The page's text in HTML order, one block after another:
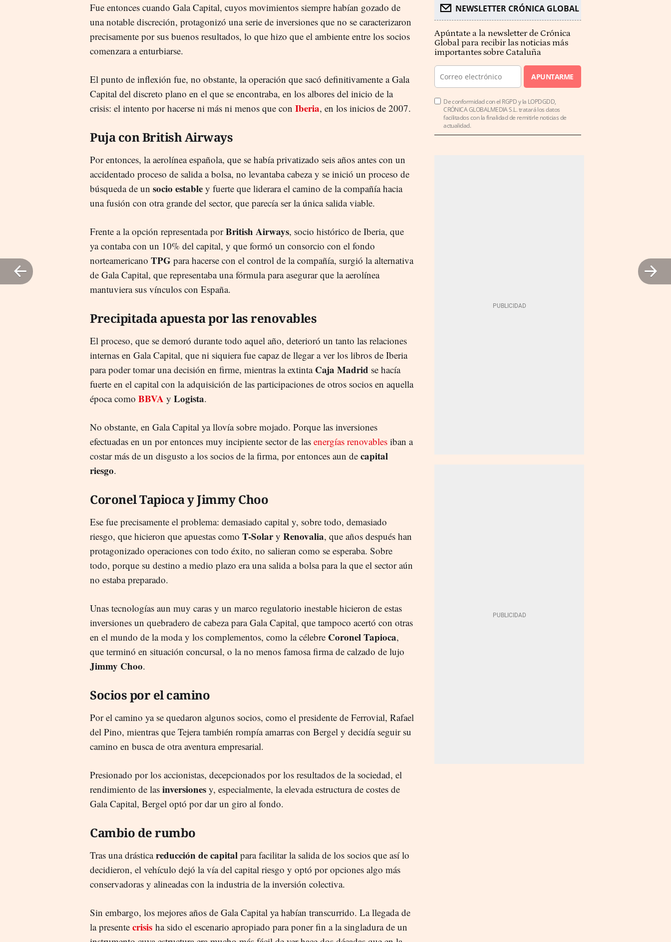
Fue entonces cuando Gala Capital, cuyos movimientos siempre habían gozado de
una notable discreción, protagonizó una serie de inversiones que no se caracterizaron
precisamente por sus buenos resultados, lo que hizo que el ambiente entre los socios
comenzara a enturbiarse.
El punto de inflexión fue, no obstante, la operación que sacó definitivamente a Gala
Capital del discreto plano en el que se encontraba, en los albores del inicio de la
crisis: el intento por hacerse ni más ni menos que con Iberia, en los inicios de 2007.
Puja con British Airways
Por entonces, la aerolínea española, que se había privatizado seis años antes con un
accidentado proceso de salida a bolsa, no levantaba cabeza y se inició un proceso de
búsqueda de un socio estable y fuerte que liderara el camino de la compañía hacia
una fusión con otra grande del sector, que parecía ser la única salida viable.
Frente a la opción representada porBritish Airways, socio histórico de Iberia, que
ya contaba con un 10% del capital, y que formó un consorcio con el fondo
norteamericano TPG para hacerse con el control de la compañía, surgió la alternativa
de Gala Capital, que representaba una fórmula para asegurar que la aerolínea
mantuviera sus vínculos con España.
Precipitada apuesta por las renovables
El proceso, que se demoró durante todo aquel año, deterioró un tanto las relaciones
internas en Gala Capital, que ni siquiera fue capaz de llegar a ver los libros de Iberia
para poder tomar una decisión en firme, mientras la extinta Caja Madrid se hacía
fuerte en el capital con la adquisición de las participaciones de otros socios en aquella
época como BBVA y Logista.
No obstante, en Gala Capital ya llovía sobre mojado. Porque las inversiones
efectuadas en un por entonces muy incipiente sector de las energías renovables iban a
costar más de un disgusto a los socios de la firma, por entonces aun de capital
riesgo.
Coronel Tapioca y Jimmy Choo
Ese fue precisamente el problema: demasiado capital y, sobre todo, demasiado
riesgo, que hicieron que apuestas como T-Solary Renovalia, que años después han
protagonizado operaciones con todo éxito, no salieran como se esperaba. Sobre
todo, porque su destino a medio plazo era una salida a bolsa para la que el sector aún
no estaba preparado.
Unas tecnologías aun muy caras y un marco regulatorio inestable hicieron de estas
inversiones un quebradero de cabeza para Gala Capital, que tampoco acertó con otras
en el mundo de la moda y los complementos, como la célebre Coronel Tapioca,
que terminó en situación concursal, o la no menos famosa firma de calzado de lujo
Jimmy Choo.
Socios por el camino
Por el camino ya se quedaron algunos socios, como el presidente de Ferrovial, Rafael
del Pino, mientras que Tejera también rompía amarras con Bergel y decidía seguir su
camino en busca de otra aventura empresarial.
Presionado por los accionistas, decepcionados por los resultados de la sociedad, el
rendimiento de las inversiones y, especialmente, la elevada estructura de costes de
Gala Capital, Bergel optó por dar un giro al fondo.
Cambio de rumbo
Tras una drásticareducción de capital para facilitar la salida de los socios que así lo
decidieron, el vehículo dejó la vía del capital riesgo y optó por opciones algo más
conservadoras y alineadas con la industria de la inversión colectiva.
Sin embargo, los mejores años de Gala Capital ya habían transcurrido. La llegada de
la presente crisis ha sido el escenario apropiado para poner fin a la singladura de un
NEWSLETTER CRÓNICA GLOBAL
Apúntate a la newsletter de Crónica
Global para recibir las noticias más
importantes sobre Cataluña
APUNTARME
De conformidad con el RGPD y la LOPDGDD,
CRÓNICA GLOBALMEDIA S.L. tratará los datos
facilitados con la finalidad de remitirle noticias de
actualidad.